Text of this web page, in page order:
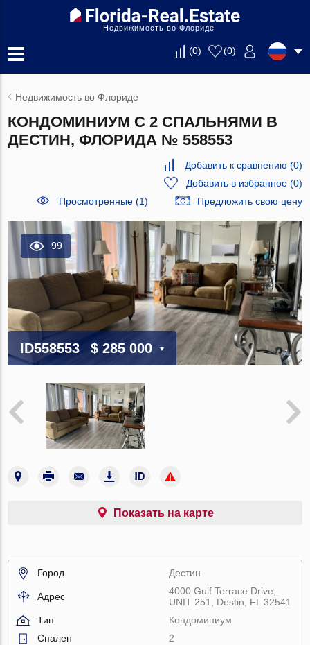
Недвижимость во Флориде
(0) (0)
Недвижимость во Флориде
КОНДОМИНИУМ С 2 СПАЛЬНЯМИ В
ДЕСТИН, ФЛОРИДА № 558553
Добавить к сравнению (0)
Добавить в избранное(0)
Просмотренные (1)
Предложить свою цену
99
ID558553 $ 285 000
Показать на карте
Город Дестин
Адрес
4000 Gulf Terrace Drive,
UNIT 251, Destin, FL 32541
Тип
Кондоминиум
Спален
2